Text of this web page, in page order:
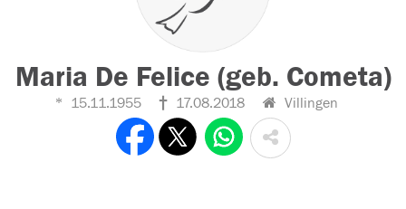
Maria De Felice (geb. Cometa)
15.11.1955 17.08.2018 Villingen